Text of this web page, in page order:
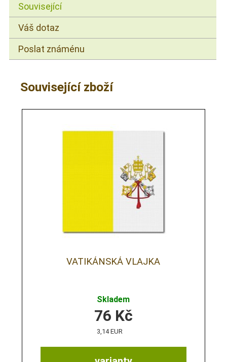
Související
Váš dotaz
Poslat známénu
Související zboží
VATIKÁNSKÁ VLAJKA
Skladem
76 Kč
3,14 EUR